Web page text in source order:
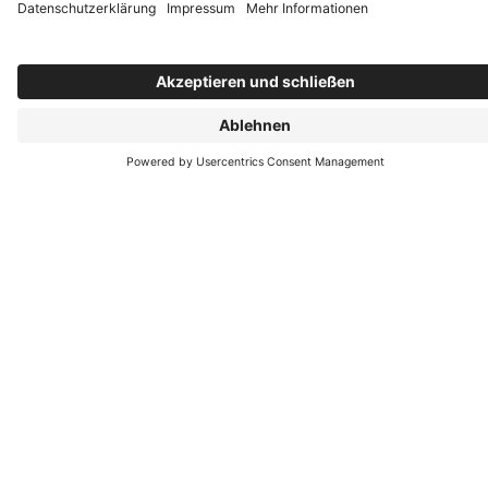
Mittwoch: 09:00–14:30 Uhr
Freitag: 09:00–14:30 Uhr
Besuchen Sie unsere Ausstellung in Nürnberg!
Wohnhausbau Becker GmbH & Co. KG